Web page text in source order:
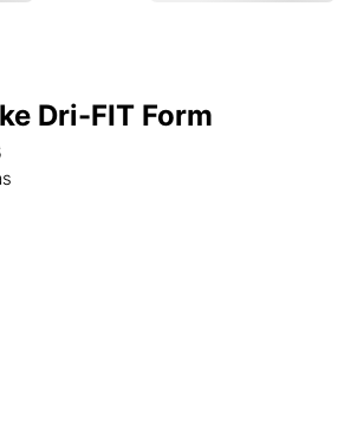
Dri-FIT Form